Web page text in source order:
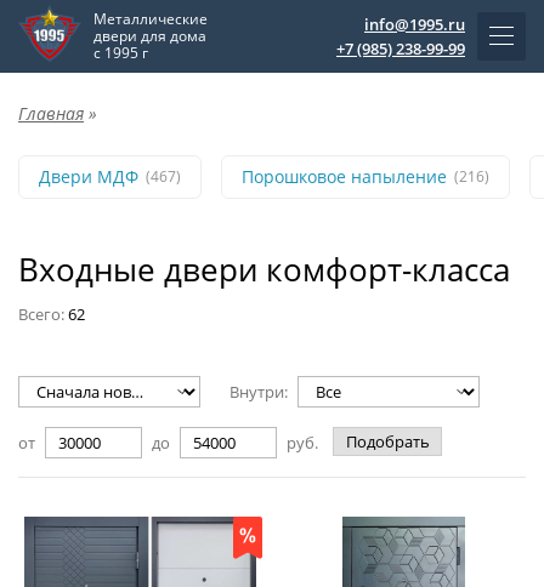
Металлические
двери для дома
с 1995 г
info@1995.ru
+7 (985) 238-99-99
Главная »
Двери МДФ (467) Порошковое напыление (216)
Входные двери комфорт-класса
Всего:62
Внутри:
от до руб. Подобрать